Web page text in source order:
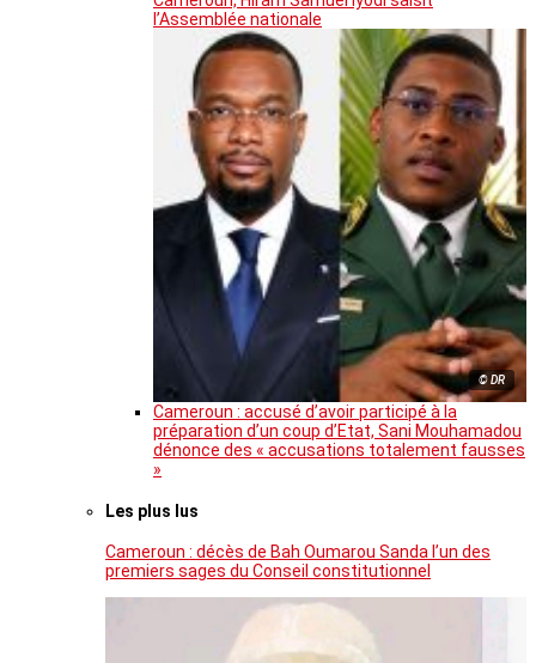
l’Assemblée nationale
© DR
Cameroun : accusé d’avoir participé à la
préparation d’un coup d’Etat, Sani Mouhamadou
dénonce des « accusations totalement fausses
»
Les plus lus
Cameroun : décès de Bah Oumarou Sanda l’un des
premiers sages du Conseil constitutionnel